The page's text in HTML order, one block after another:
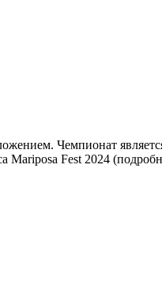
Чемпионат
Fest 2024